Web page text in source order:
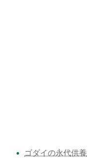
ゴダイの永代供養